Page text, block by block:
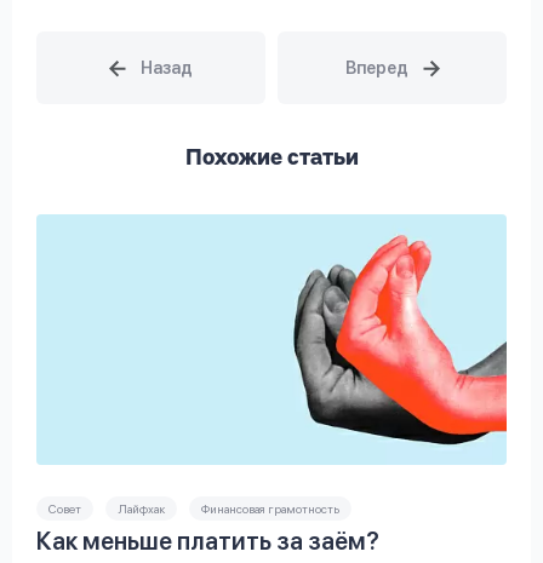
Похожие статьи
Совет Лайфхак Финансовая грамотность
Как меньше платить за заём?